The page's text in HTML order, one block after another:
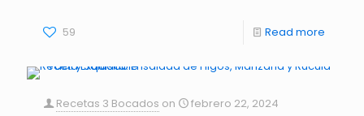
59 Read more
Recetas 3 Bocados on
febrero 22, 2024